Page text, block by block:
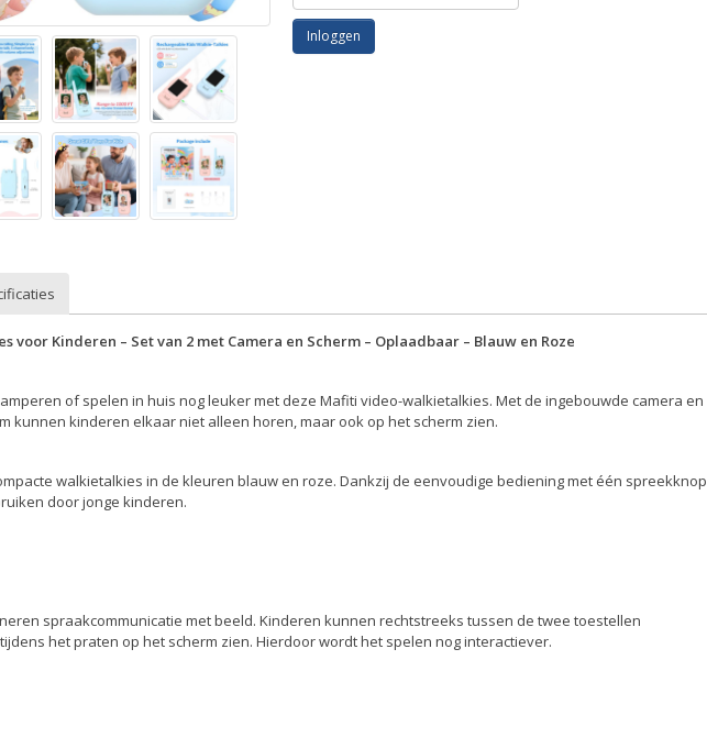
Inloggen
voor Kinderen – Set van 2 met Camera en Scherm – Oplaadbaar – Blauw en Roze
of spelen in huis nog leuker met deze Mafiti video-walkietalkies. Met de ingebouwde camera en
kunnen kinderen elkaar niet alleen horen, maar ook op het scherm zien.
walkietalkies in de kleuren blauw en roze. Dankzij de eenvoudige bediening met één spreekknop
door jonge kinderen.
spraakcommunicatie met beeld. Kinderen kunnen rechtstreeks tussen de twee toestellen
het praten op het scherm zien. Hierdoor wordt het spelen nog interactiever.